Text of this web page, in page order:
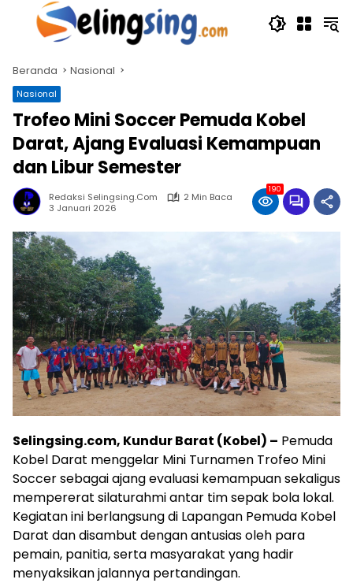
Langsung
Beranda Nasional
Nasional
Trofeo Mini Soccer Pemuda Kobel
Darat, Ajang Evaluasi Kemampuan
dan Libur Semester
Redaksi Selingsing.com
2 Min Baca
3 Januari 2026
190
Selingsing.com, Kundur Barat (Kobel) – Pemuda
Kobel Darat menggelar Mini Turnamen Trofeo Mini
Soccer sebagai ajang evaluasi kemampuan sekaligus
mempererat silaturahmi antar tim sepak bola lokal.
Kegiatan ini berlangsung di Lapangan Pemuda Kobel
Darat dan disambut dengan antusias oleh para
pemain, panitia, serta masyarakat yang hadir
menyaksikan jalannya pertandingan.